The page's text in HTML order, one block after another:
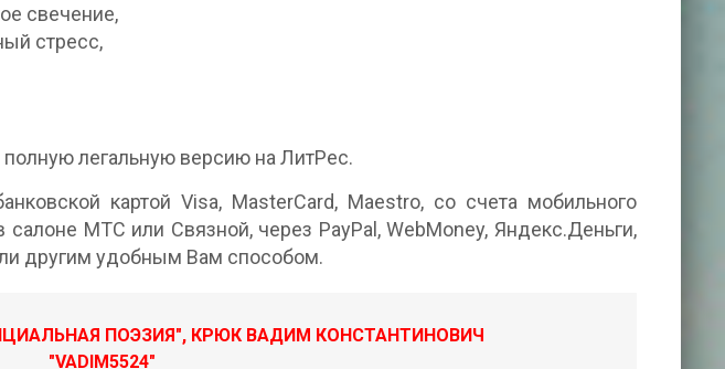
свечение,
стресс,
эту книгу целиком, купив полную легальную версию на ЛитРес.
картой Visa, MasterCard, Maestro, со счета мобильного
салоне МТС или Связной, через PayPal, WebMoney, Яндекс.Деньги,
другим удобным Вам способом.
ПОЭЗИЯ", КРЮК ВАДИМ КОНСТАНТИНОВИЧ
"VADIM5524"